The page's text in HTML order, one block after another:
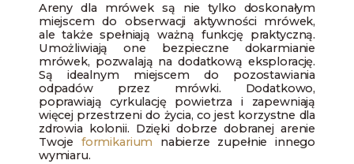
Areny dla mrówek są nie tylko doskonałym
miejscem do obserwacji aktywności mrówek,
ale także spełniają ważną funkcję praktyczną.
Umożliwiają one bezpieczne dokarmianie
mrówek, pozwalają na dodatkową eksplorację.
Są idealnym miejscem do pozostawiania
odpadów przez mrówki. Dodatkowo,
poprawiają cyrkulację powietrza i zapewniają
więcej przestrzeni do życia, co jest korzystne dla
zdrowia kolonii. Dzięki dobrze dobranej arenie
Twoje formikarium nabierze zupełnie innego
wymiaru.